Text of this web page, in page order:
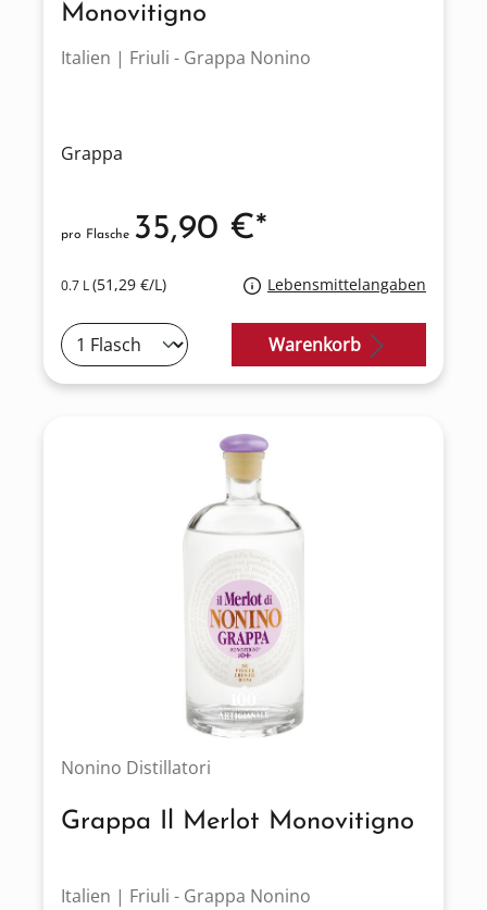
Monovitigno
Italien | Friuli - Grappa Nonino
Grappa
0.7 L(51,29 €/L) Lebensmittelangaben
pro Flasche 35,90 €*
Warenkorb
Nonino Distillatori
Grappa Il Merlot Monovitigno
Italien | Friuli - Grappa Nonino